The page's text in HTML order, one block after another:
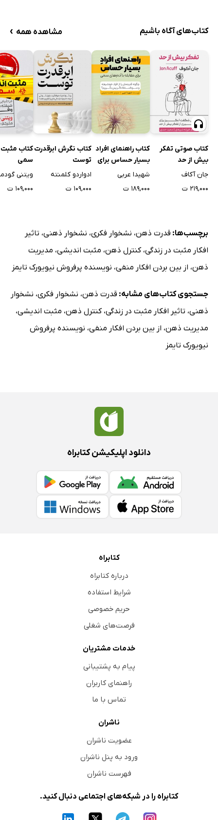
کتاب‌های آگاه باشیم مشاهده همه ›
کتاب صوتی تفکر
بیش از حد
جان آکاف
۲۱۹,۰۰۰ ت
کتاب راهنمای افراد
بسیار حساس برای
برخورد با آدم‌های
شهیدا عربی
۱۸۹,۰۰۰ ت
کتاب نگرش ابرقدرت
توست
ادواردو کلمنته
۱۰۹,۰۰۰ ت
کتاب
سمی
ویتنی
۱۰۹,۰۰۰ ت
برچسب‌ها: قدرت ذهن، نشخوار فکری، نشخوار ذهنی، تاثیر
افکار مثبت در زندگی،کنترل ذهن، مثبت اندیشی، مدیریت
ذهن، از بین بردن افکار منفی، نویسنده پرفروش نیویورک تایمز
جستجوی کتاب‌های مشابه: قدرت ذهن، نشخوار فکری، نشخوار
ذهنی، تاثیر افکار مثبت در زندگی،کنترل ذهن، مثبت اندیشی،
مدیریت ذهن، از بین بردن افکار منفی، نویسنده پرفروش
نیویورک تایمز
دانلود اپلیکیشن کتابراه
کتابراه
درباره کتابراه
شرایط استفاده
حریم خصوصی
فرصت‌های شغلی
خدمات مشتریان
پیام به پشتیبانی
راهنمای کاربران
تماس با ما
ناشران
عضویت ناشران
ورود به پنل ناشران
فهرست ناشران
کتابراه را در شبکه‌های اجتماعی دنبال کنید.